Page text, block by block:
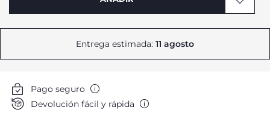
Entrega estimada: 11 agosto
Pago seguro
Devolución fácil y rápida